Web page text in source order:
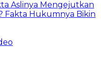
Aslinya Mengejutkan
Fakta Hukumnya Bikin